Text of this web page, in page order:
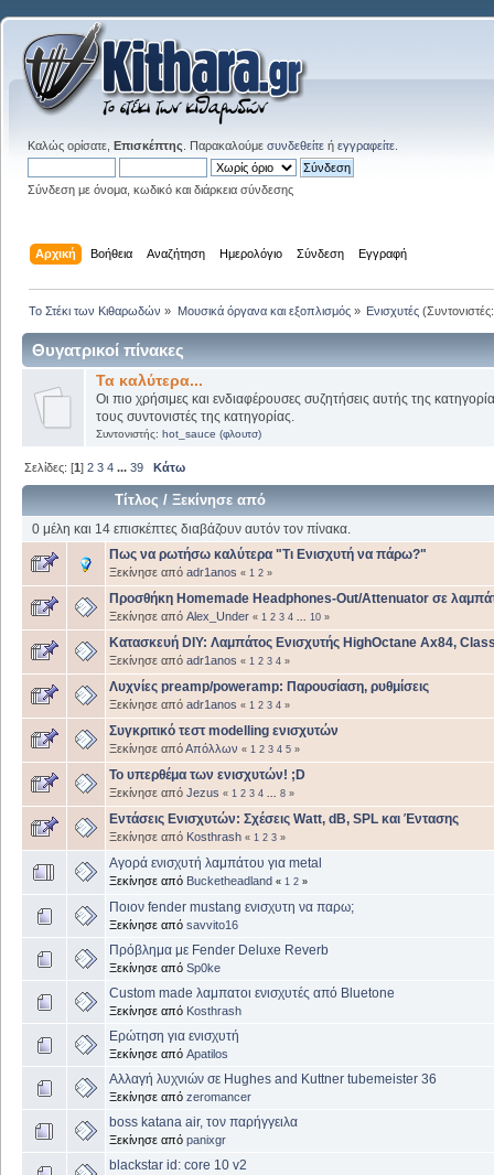
Καλώς ορίσατε, Επισκέπτης . Παρακαλούμε συνδεθείτε ή εγγραφείτε
Σύνδεση με όνομα, κωδικό και διάρκεια σύνδεσης
Αρχική Βοήθεια Αναζήτηση Ημερολόγιο Σύνδεση Εγγραφή
Το Στέκι των Κιθαρωδών » Μουσικά όργανα και εξοπλισμός» Ενισχυτές
Θυγατρικοί πίνακες
Τα καλύτερα...
Οι πιο χρήσιμες και ενδιαφέρουσες συζητήσεις αυτής της
τους συντονιστές της κατηγορίας.
Συντονιστής: hot_sauce (φλουτσ)
Σελίδες: [1]2 3 4 ...39 Κάτω
Τίτλος /Ξεκίνησε από
0 μέλη και 14 επισκέπτες διαβάζουν αυτόν τον πίνακα.
Πως να ρωτήσω καλύτερα "Τι Ενισχυτή να πάρω?"
Ξεκίνησε από adr1anos « 1 2 »
Προσθήκη Homemade Headphones-Out/Attenuator σε
Ξεκίνησε από Alex_Under « 1 2 3 4 ... 10 »
Κατασκευή DIY: Λαμπάτος Ενισχυτής HighOctane Ax84,
Ξεκίνησε από adr1anos « 1 2 3 4 »
Λυχνίες preamp/poweramp: Παρουσίαση, ρυθμίσεις
Ξεκίνησε από adr1anos « 1 2 3 4 »
Συγκριτικό τεστ modelling ενισχυτών
Ξεκίνησε απόΑπόλλων « 1 2 3 4 5 »
Το υπερθέμα των ενισχυτών! ;D
Ξεκίνησε από Jezus « 1 2 3 4 ... 8 »
Εντάσεις Ενισχυτών: Σχέσεις Watt, dB, SPL και Έντασης
Ξεκίνησε από Kosthrash « 1 2 3 »
Αγορά ενισχυτή λαμπάτου για metal
Ξεκίνησε από Bucketheadland « 1 2 »
Ποιον fender mustang ενισχυτη να παρω;
Ξεκίνησε από savvito16
Πρόβλημα με Fender Deluxe Reverb
Ξεκίνησε από Sp0ke
Custom made λαμπατοι ενισχυτές από Bluetone
Ξεκίνησε από Kosthrash
Ερώτηση για ενισχυτή
Ξεκίνησε από Apatilos
Αλλαγή λυχνιών σε Hughes and Kuttner tubemeister 36
Ξεκίνησε από zeromancer
boss katana air, τον παρήγγειλα
Ξεκίνησε από panixgr
blackstar id: core 10 v2